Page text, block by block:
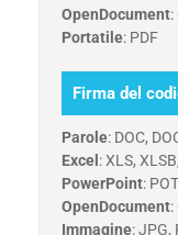
OpenDocument:
Portatile: PDF
Firma del
Parole: DOC,
Excel : XLS,
PowerPoint:
OpenDocument:
Immagine: JPG,